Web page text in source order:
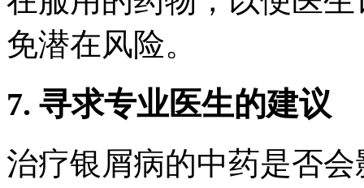
免潜在风险。
7. 寻求专业医生的建议
治疗银屑病的中药是否